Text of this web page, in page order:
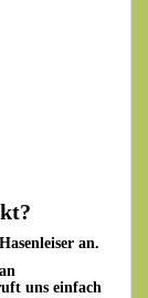
an.
uns einfach